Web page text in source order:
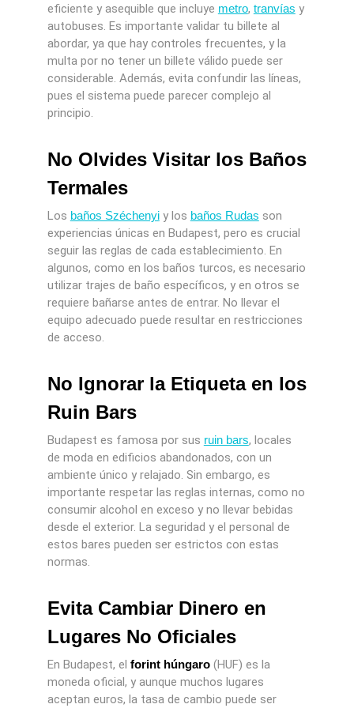
eficiente y asequible que incluye metro, tranvías y
autobuses. Es importante validar tu billete al
abordar, ya que hay controles frecuentes, y la
multa por no tener un billete válido puede ser
considerable. Además, evita confundir las líneas,
pues el sistema puede parecer complejo al
principio.
No Olvides Visitar los Baños
Termales
Los baños Széchenyiy los baños Rudas son
experiencias únicas en Budapest, pero es crucial
seguir las reglas de cada establecimiento. En
algunos, como en los baños turcos, es necesario
utilizar trajes de baño específicos, y en otros se
requiere bañarse antes de entrar. No llevar el
equipo adecuado puede resultar en restricciones
de acceso.
No Ignorar la Etiqueta en los
Ruin Bars
Budapest es famosa por sus ruin bars, locales
de moda en edificios abandonados, con un
ambiente único y relajado. Sin embargo, es
importante respetar las reglas internas, como no
consumir alcohol en exceso y no llevar bebidas
desde el exterior. La seguridad y el personal de
estos bares pueden ser estrictos con estas
normas.
Evita Cambiar Dinero en
Lugares No Oficiales
En Budapest, el forint húngaro(HUF) es la
moneda oficial, y aunque muchos lugares
aceptan euros, la tasa de cambio puede ser